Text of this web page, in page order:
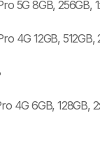
5G 8GB, 256GB,
4G 12GB, 512GB,
4G 6GB, 128GB,